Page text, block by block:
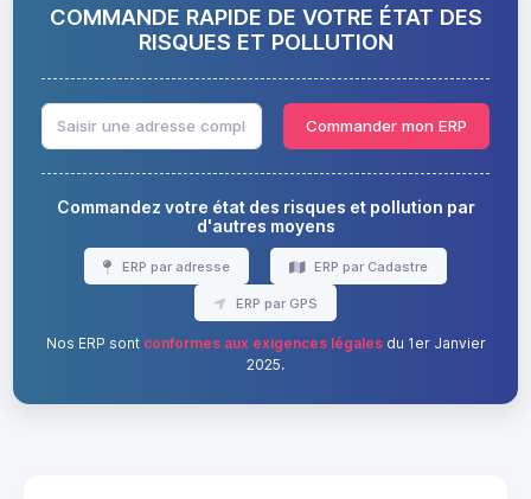
COMMANDE RAPIDE DE VOTRE ÉTAT DES
RISQUES ET POLLUTION
Commander mon ERP
Commandez votre état des risques et pollution par
d'autres moyens
ERP par adresse ERP par Cadastre
ERP par GPS
Nos ERP sont conformes aux exigences légalesdu 1er Janvier
2025.